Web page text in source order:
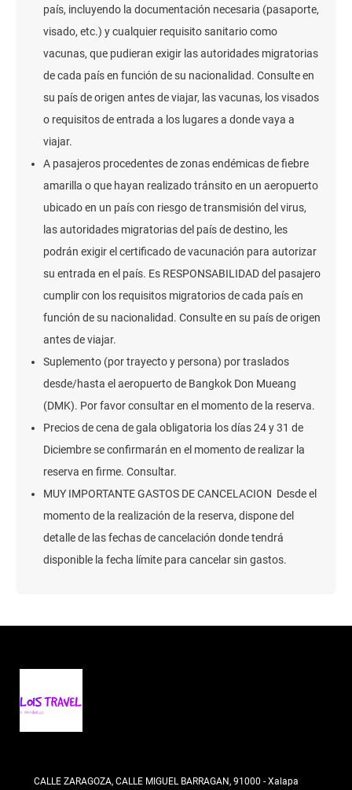
país, incluyendo la documentación necesaria (pasaporte,
visado, etc.) y cualquier requisito sanitario como
vacunas, que pudieran exigir las autoridades migratorias
de cada país en función de su nacionalidad. Consulte en
su país de origen antes de viajar, las vacunas, los visados
o requisitos de entrada a los lugares a donde vaya a
viajar.
A pasajeros procedentes de zonas endémicas de fiebre
amarilla o que hayan realizado tránsito en un aeropuerto
ubicado en un país con riesgo de transmisión del virus,
las autoridades migratorias del país de destino, les
podrán exigir el certificado de vacunación para autorizar
su entrada en el país. Es RESPONSABILIDAD del pasajero
cumplir con los requisitos migratorios de cada país en
función de su nacionalidad. Consulte en su país de origen
antes de viajar.
Suplemento (por trayecto y persona) por traslados
desde/hasta el aeropuerto de Bangkok Don Mueang
(DMK). Por favor consultar en el momento de la reserva.
Precios de cena de gala obligatoria los días 24 y 31 de
Diciembre se confirmarán en el momento de realizar la
reserva en firme. Consultar.
MUY IMPORTANTE GASTOS DE CANCELACION Desde el
momento de la realización de la reserva, dispone del
detalle de las fechas de cancelación donde tendrá
disponible la fecha límite para cancelar sin gastos.
CALLE ZARAGOZA, CALLE MIGUEL BARRAGAN, 91000 - Xalapa